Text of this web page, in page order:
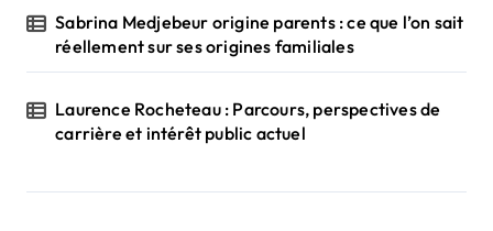
Sabrina Medjebeur origine parents : ce que l’on sait
réellement sur ses origines familiales
Laurence Rocheteau : Parcours, perspectives de
carrière et intérêt public actuel